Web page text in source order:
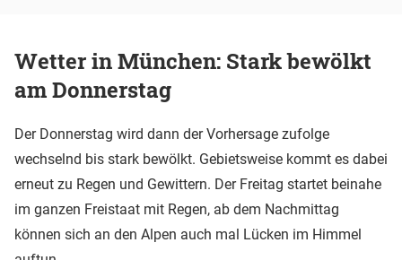
Wetter in München: Stark bewölkt
am Donnerstag
Der Donnerstag wird dann der Vorhersage zufolge
wechselnd bis stark bewölkt. Gebietsweise kommt es dabei
erneut zu Regen und Gewittern. Der Freitag startet beinahe
im ganzen Freistaat mit Regen, ab dem Nachmittag
können sich an den Alpen auch mal Lücken im Himmel